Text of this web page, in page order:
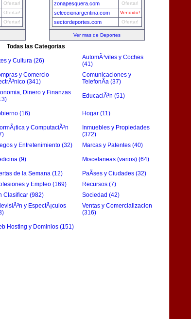
Ofertar!
Ofertar!
Ofertar!
zonapesquera.com Ofertar!
seleccionargentina.com Vendido!
sectordeportes.com Ofertar!
Ver mas de Deportes
Todas las Categorias
y Cultura (26)
AutomÃ³viles y Coches
(41)
y Comercio
(341)
Comunicaciones y
TelefonÃ­a (37)
Dinero y Finanzas
EducaciÃ³n (51)
(16) Hogar (11)
y ComputaciÃ³n
Inmuebles y Propiedades
(372)
y Entretenimiento (32)
Marcas y Patentes (40)
(9) Miscelaneas (varios) (64)
de la Semana (12)
PaÃ­ses y Ciudades (32)
y Empleo (169)
Recursos (7)
Clasificar (982) Sociedad (42)
y EspectÃ¡culos
Ventas y Comercializacion
(316)
Hosting y Dominios (151)